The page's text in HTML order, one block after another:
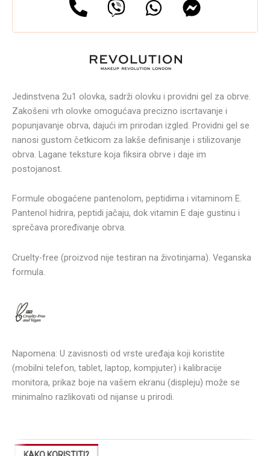
Jedinstvena 2u1 olovka, sadrži olovku i providni gel za obrve.
Zakošeni vrh olovke omogućava precizno iscrtavanje i
popunjavanje obrva, dajući im prirodan izgled. Providni gel se
nanosi gustom četkicom za lakše definisanje i stilizovanje
obrva. Lagane teksture koja fiksira obrve i daje im
postojanost.
Formule obogaćene pantenolom, peptidima i vitaminom E.
Pantenol hidrira, peptidi jačaju, dok vitamin E daje gustinu i
sprečava proređivanje obrva.
Cruelty-free (proizvod nije testiran na životinjama). Veganska
formula.
Napomena: U zavisnosti od vrste uređaja koji koristite
(mobilni telefon, tablet, laptop, kompjuter) i kalibracije
monitora, prikaz boje na vašem ekranu (displeju) može se
minimalno razlikovati od nijanse u prirodi.